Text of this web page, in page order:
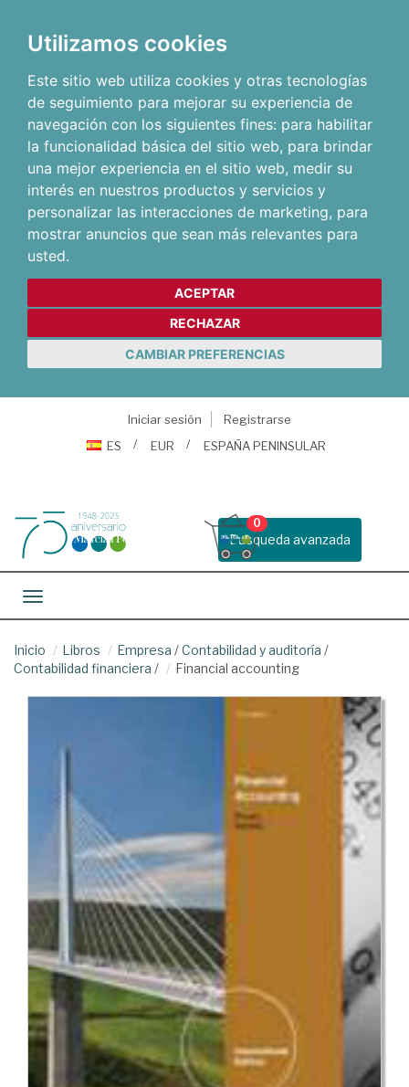
Utilizamos cookies
Este sitio web utiliza cookies y otras tecnologías
de seguimiento para mejorar su experiencia de
navegación con los siguientes fines: para habilitar
la funcionalidad básica del sitio web, para brindar
una mejor experiencia en el sitio web, medir su
interés en nuestros productos y servicios y
personalizar las interacciones de marketing, para
mostrar anuncios que sean más relevantes para
usted.
ACEPTAR
RECHAZAR
CAMBIAR PREFERENCIAS
Iniciar sesión
Registrarse
ES
EUR ESPAÑA PENINSULAR
Busqueda avanzada
0
Toggle navigation
Inicio Libros Empresa /Contabilidad y auditoría /
Contabilidad financiera / Financial accounting